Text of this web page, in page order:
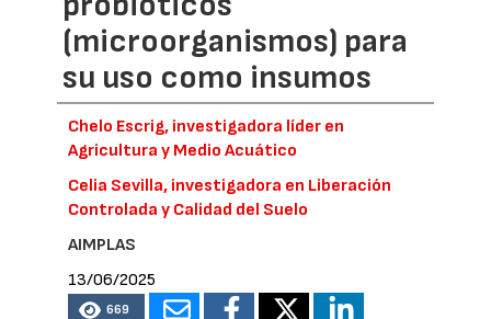
(microorganismos) para
su uso como insumos
Chelo Escrig, investigadora líder en
Agricultura y Medio Acuático
Celia Sevilla, investigadora en Liberación
Controlada y Calidad del Suelo
AIMPLAS
13/06/2025
669